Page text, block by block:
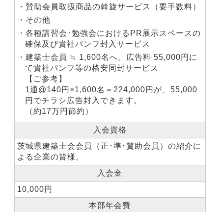
・賛助会員取扱商品の斡旋サービス（要手数料）
・その他
・各種講習会･勉強会におけるPR展示スペースの
確保及び貴社パンフ封入サービス
・建築士会員 ≒ 1,600名へ、広告料 55,000円に
て貴社パンフ等の格安同封サービス
【ご参考】
1通@140円×1,600名＝224,000円が、55,000
円でチラシ広告封入できます。
（約17万円節約）
入会資格
茨城県建築士会会員（正･準･賛助会員）の紹介に
よる企業の皆様。
入会金
10,000円
本部年会費